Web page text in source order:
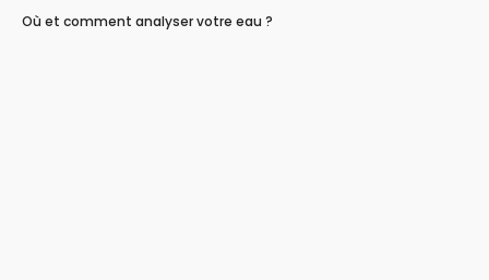
Où et comment analyser votre eau ?